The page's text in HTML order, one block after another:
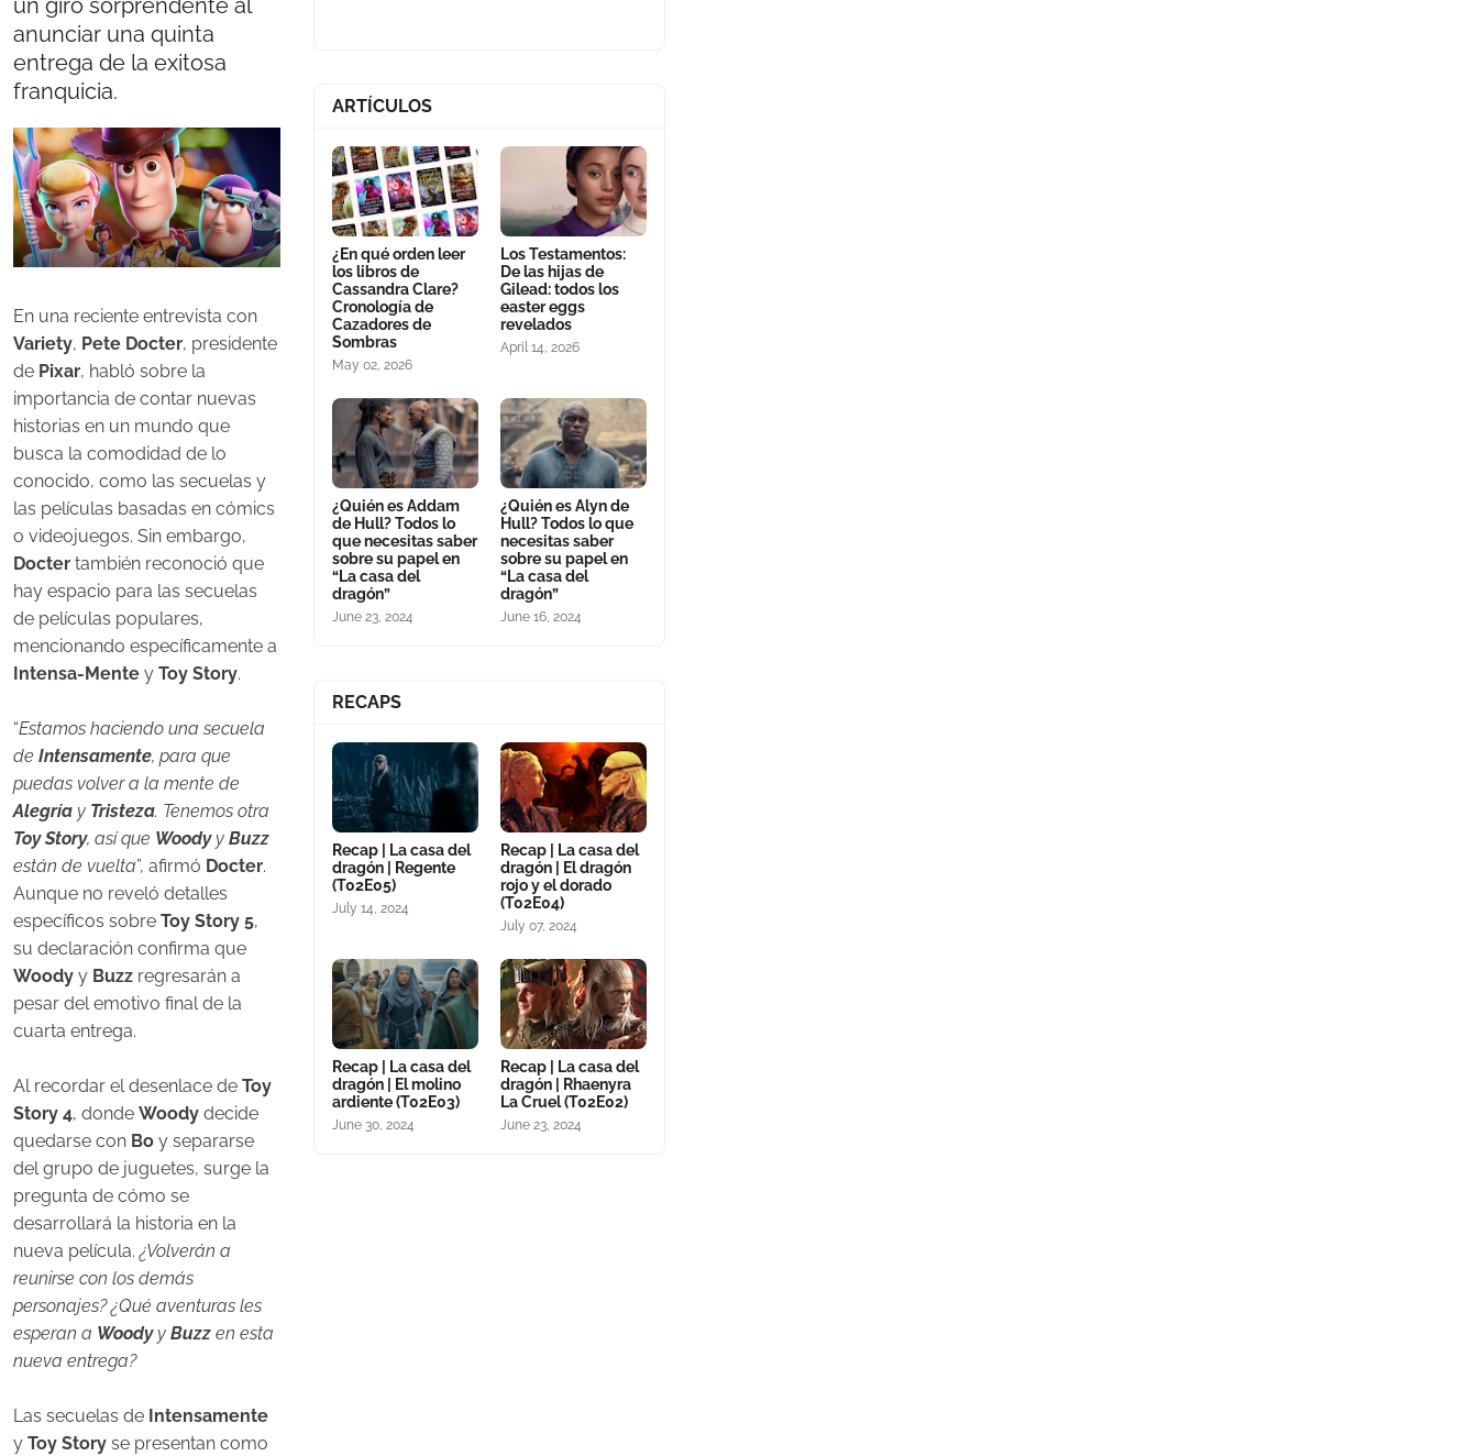
un giro sorprendente al
anunciar una quinta
entrega de la exitosa
franquicia.
En una reciente entrevista con
Variety, Pete Docter, presidente
de Pixar, habló sobre la
importancia de contar nuevas
historias en un mundo que
busca la comodidad de lo
conocido, como las secuelas y
las películas basadas en cómics
o videojuegos. Sin embargo,
Docter también reconoció que
hay espacio para las secuelas
de películas populares,
mencionando específicamente a
Intensa-Mente y Toy Story.
“Estamos haciendo una secuela
de Intensamente, para que
puedas volver a la mente de
Alegría y Tristeza. Tenemos otra
Toy Story, así que Woody y Buzz
están de vuelta”, afirmó Docter.
Aunque no reveló detalles
específicos sobre Toy Story 5,
su declaración confirma que
Woody y Buzz regresarán a
pesar del emotivo final de la
cuarta entrega.
Al recordar el desenlace de Toy
Story 4, donde Woody decide
quedarse con Bo y separarse
del grupo de juguetes, surge la
pregunta de cómo se
desarrollará la historia en la
nueva película.¿Volverán a
reunirse con los demás
personajes? ¿Qué aventuras les
esperan a Woody y Buzz en esta
nueva entrega?
Las secuelas de Intensamente
y Toy Story se presentan como
ARTÍCULOS
¿En qué orden leer
los libros de
Cassandra Clare?
Cronología de
Cazadores de
Sombras
May 02, 2026
Los Testamentos:
De las hijas de
Gilead: todos los
easter eggs
revelados
April 14, 2026
¿Quién es Addam
de Hull? Todos lo
que necesitas saber
sobre su papel en
“La casa del
dragón”
June 23, 2024
¿Quién es Alyn de
Hull? Todos lo que
necesitas saber
sobre su papel en
“La casa del
dragón”
June 16, 2024
RECAPS
Recap | La casa del
dragón | Regente
(T02E05)
July 14, 2024
Recap | La casa del
dragón | El dragón
rojo y el dorado
(T02E04)
July 07, 2024
Recap | La casa del
dragón | El molino
ardiente (T02E03)
June 30, 2024
Recap | La casa del
dragón | Rhaenyra
La Cruel (T02E02)
June 23, 2024